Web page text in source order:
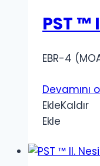
PST ™
EBR-4
Devamını
EkleKaldır
Ekle